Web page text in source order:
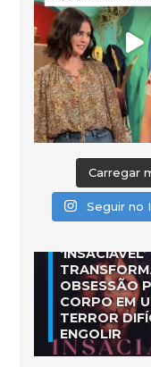
Carregar
Seguir no
‘INSACIÁVEL’
OBSESSÃO
CORPO EM
TERROR
ENGOLIR